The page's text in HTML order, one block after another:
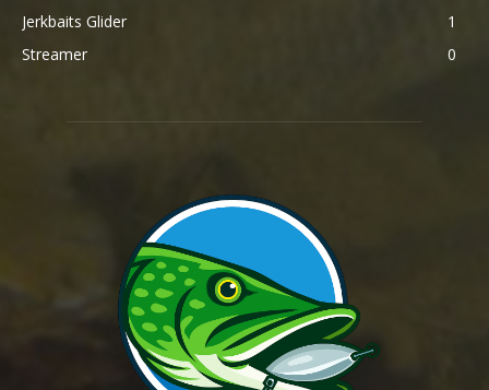
Jerkbaits Glider
1
Streamer
0